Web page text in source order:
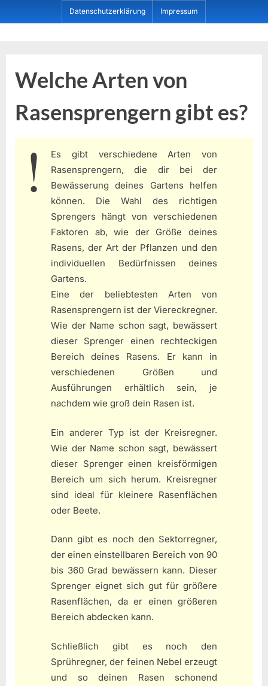
to
Datenschutzerklärung Impressum
Welche Arten von
Rasensprengern gibt es?
Es gibt verschiedene Arten von
Rasensprengern, die dir bei der
Bewässerung deines Gartens helfen
können. Die Wahl des richtigen
Sprengers hängt von verschiedenen
Faktoren ab, wie der Größe deines
Rasens, der Art der Pflanzen und den
individuellen Bedürfnissen deines
Gartens.
Eine der beliebtesten Arten von
Rasensprengern ist der Viereckregner.
Wie der Name schon sagt, bewässert
dieser Sprenger einen rechteckigen
Bereich deines Rasens. Er kann in
verschiedenen Größen und
Ausführungen erhältlich sein, je
nachdem wie groß dein Rasen ist.
Ein anderer Typ ist der Kreisregner.
Wie der Name schon sagt, bewässert
dieser Sprenger einen kreisförmigen
Bereich um sich herum. Kreisregner
sind ideal für kleinere Rasenflächen
oder Beete.
Dann gibt es noch den Sektorregner,
der einen einstellbaren Bereich von 90
bis 360 Grad bewässern kann. Dieser
Sprenger eignet sich gut für größere
Rasenflächen, da er einen größeren
Bereich abdecken kann.
Schließlich gibt es noch den
Sprühregner, der feinen Nebel erzeugt
und so deinen Rasen schonend